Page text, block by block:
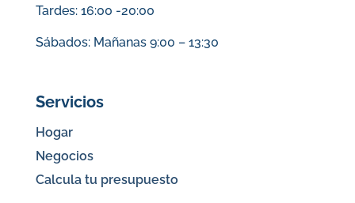
Tardes: 16:00 -20:00
Sábados: Mañanas 9:00 – 13:30
Servicios
Hogar
Negocios
Calcula tu presupuesto